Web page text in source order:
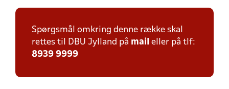
Spørgsmål omkring denne række skal
rettes til DBU Jylland på mail eller på tlf:
8939 9999